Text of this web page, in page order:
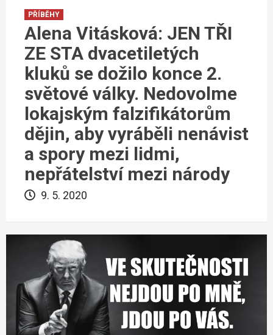
PŘÍBĚHY
Alena Vitásková: JEN TŘI
ZE STA dvacetiletých
kluků se dožilo konce 2.
světové války. Nedovolme
lokajským falzifikátorům
dějin, aby vyráběli nenávist
a spory mezi lidmi,
nepřátelství mezi národy
9. 5. 2020